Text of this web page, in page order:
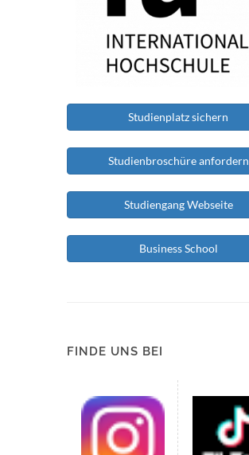
Studienplatz sichern
Studienbroschüre anfordern
Studiengang Webseite
Business School
FINDE UNS BEI